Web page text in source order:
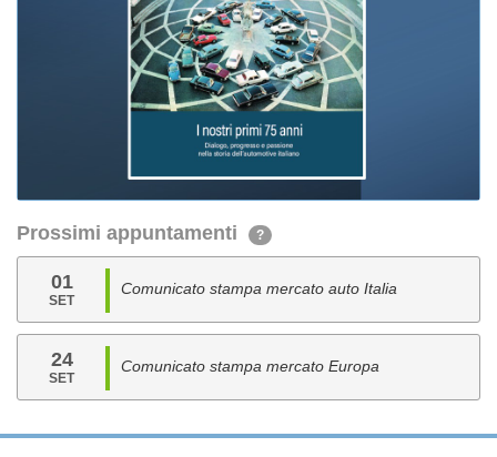
Prossimi appuntamenti ?
01
SET
Comunicato stampa mercato auto Italia
24
SET
Comunicato stampa mercato Europa